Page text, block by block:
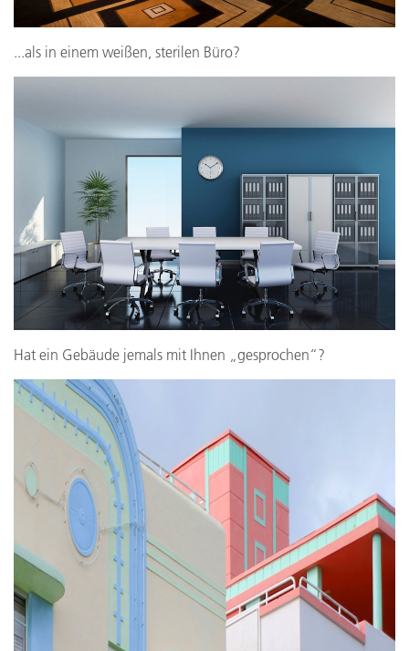
...als in einem weißen, sterilen Büro?
Hat ein Gebäude jemals mit Ihnen „gesprochen“?